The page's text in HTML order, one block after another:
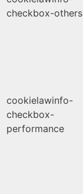
checkbox-others
cookielawinfo-
checkbox-
performance